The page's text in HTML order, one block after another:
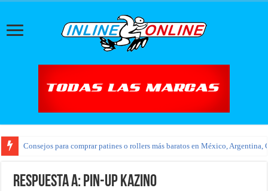
Consejos para comprar patines o rollers más baratos en México, Argentina,
Respuesta a: pin-up kazino